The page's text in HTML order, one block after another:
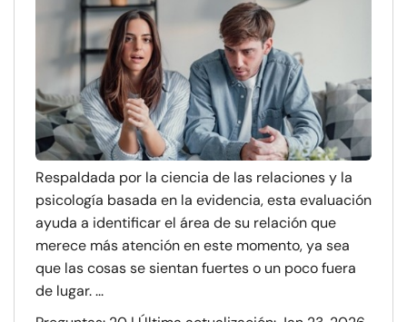
Respaldada por la ciencia de las relaciones y la
psicología basada en la evidencia, esta evaluación
ayuda a identificar el área de su relación que
merece más atención en este momento, ya sea
que las cosas se sientan fuertes o un poco fuera
de lugar. ...